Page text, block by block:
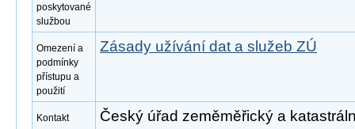
poskytované
službou
Omezení a
podmínky
přístupu a
použití
Zásady užívání dat a služeb ZÚ
Kontakt
Český úřad zeměměřický a